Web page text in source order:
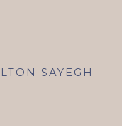
SAYEGH